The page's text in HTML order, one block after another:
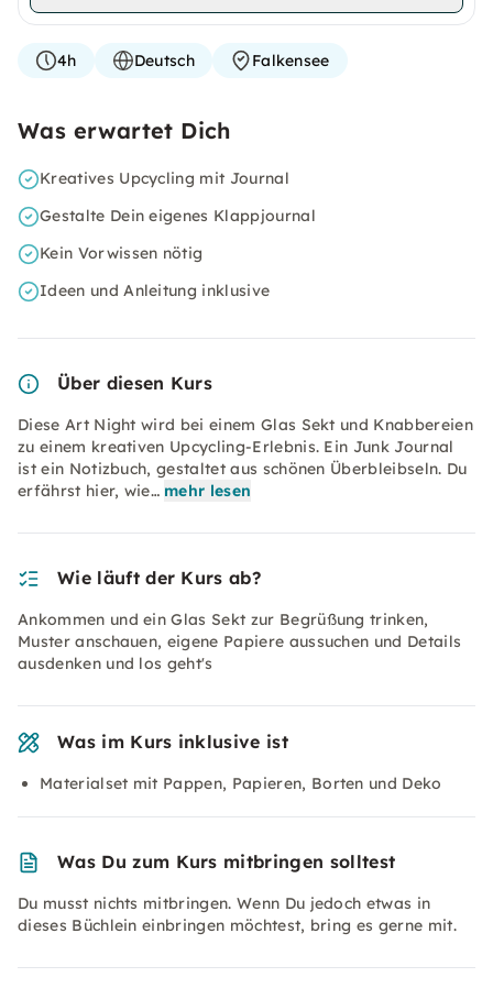
4h Deutsch Falkensee
Was erwartet Dich
Kreatives Upcycling mit Journal
Gestalte Dein eigenes Klappjournal
Kein Vorwissen nötig
Ideen und Anleitung inklusive
Über diesen Kurs
Diese Art Night wird bei einem Glas Sekt und Knabbereien
zu einem kreativen Upcycling-Erlebnis. Ein Junk Journal
ist ein Notizbuch, gestaltet aus schönen Überbleibseln. Du
erfährst hier, wie… mehr lesen
Wie läuft der Kurs ab?
Ankommen und ein Glas Sekt zur Begrüßung trinken,
Muster anschauen, eigene Papiere aussuchen und Details
ausdenken und los geht's
Was im Kurs inklusive ist
Materialset mit Pappen, Papieren, Borten und Deko
Was Du zum Kurs mitbringen solltest
Du musst nichts mitbringen. Wenn Du jedoch etwas in
dieses Büchlein einbringen möchtest, bring es gerne mit.